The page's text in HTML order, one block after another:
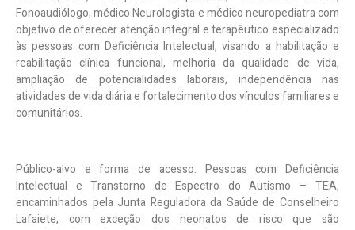
Fonoaudiólogo, médico Neurologista e médico neuropediatra com
objetivo de oferecer atenção integral e terapêutico especializado
às pessoas com Deficiência Intelectual, visando a habilitação e
reabilitação clínica funcional, melhoria da qualidade de vida,
ampliação de potencialidades laborais, independência nas
atividades de vida diária e fortalecimento dos vínculos familiares e
comunitários.
Público-alvo e forma de acesso: Pessoas com Deficiência
Intelectual e Transtorno de Espectro do Autismo – TEA,
encaminhados pela Junta Reguladora da Saúde de Conselheiro
Lafaiete, com exceção dos neonatos de risco que são